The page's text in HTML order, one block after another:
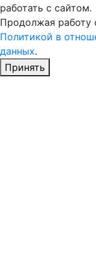
работать с сайтом.
Продолжая работу
Политикой в
данных.
Принять